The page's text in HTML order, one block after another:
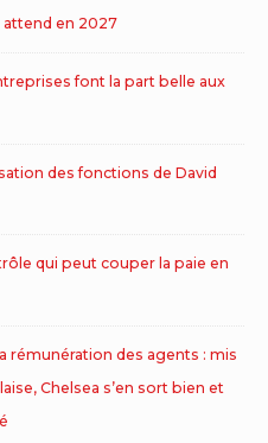
attend en 2027
font la part belle aux
des fonctions de David
qui peut couper la paie en
rémunération des agents : mis
Chelsea s’en sort bien et